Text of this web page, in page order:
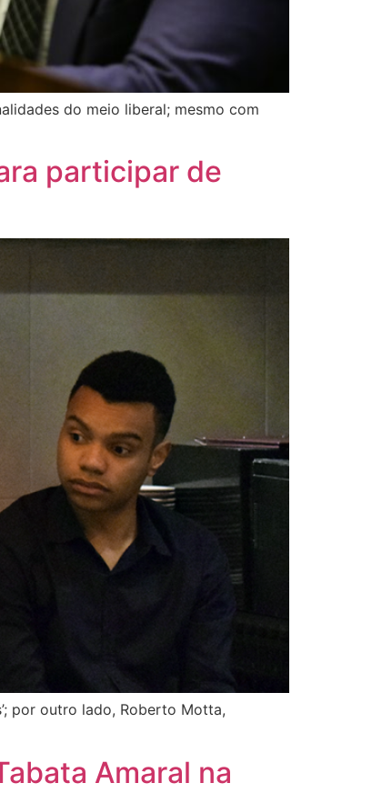
do meio liberal; mesmo com
participar de
por outro lado, Roberto Motta,
Amaral na